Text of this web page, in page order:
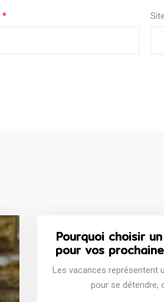
*
Pourquoi choisir
pour vos
Les vacances représentent
pour se détendre,